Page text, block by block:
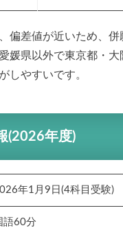
偏差値が近いため、
媛県以外で東京都・
しやすいです。
(2026年度)
年1月9日(4科目受験)
語60分